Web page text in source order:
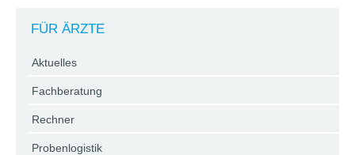
FÜR ÄRZTE
Aktuelles
Fachberatung
Rechner
Probenlogistik